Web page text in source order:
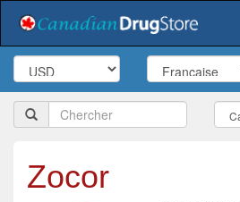
Zocor